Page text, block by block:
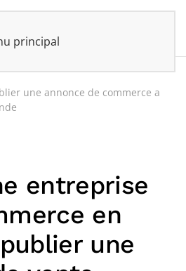
principal
une annonce de commerce a
entreprise
en
une